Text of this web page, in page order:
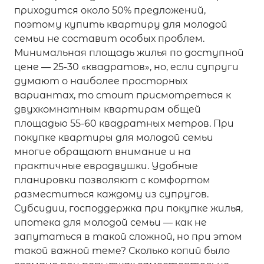
приходится около 50% предложений,
поэтому купить квартиру для молодой
семьи не составит особых проблем.
Минимальная площадь жилья по доступной
цене — 25-30 «квадратов», но, если супруги
думают о наиболее просторных
вариантах, то стоит присмотреться к
двухкомнатным квартирам общей
площадью 55-60 квадратных метров. При
покупке квартиры для молодой семьи
многие обращают внимание и на
практичные евродвушки. Удобные
планировки позволяют с комфортом
разместиться каждому из супругов.
Субсидии, господдержка при покупке жилья,
ипотека для молодой семьи — как не
запутаться в такой сложной, но при этом
такой важной теме? Сколько копий было